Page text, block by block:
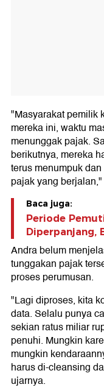
"Masyarakat pemilik
mereka ini, waktu
menunggak pajak.
berikutnya, mereka
terus menumpuk
pajak yang
Baca juga:
Periode
Diperpanjang,
Andra belum
tunggakan pajak
proses perumusan.
"Lagi diproses, kita
data. Selalu punya
sekian ratus miliar
penuhi. Mungkin
mungkin
harus di-cleansing
ujarnya.